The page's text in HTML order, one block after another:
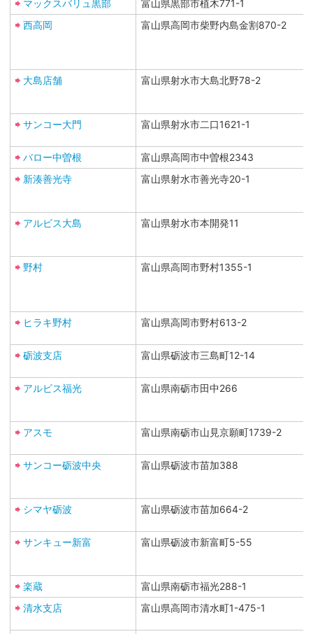
マックスバリュ黒部
富山県黒部市植木771-1
西高岡
富山県高岡市柴野内島金割870-2
大島店舗 富山県射水市大島北野78-2
サンコー大門 富山県射水市二口1621-1
バロー中曽根
富山県高岡市中曽根2343
新湊善光寺
富山県射水市善光寺20-1
アルビス大島 富山県射水市本開発11
野村 富山県高岡市野村1355-1
ヒラキ野村 富山県高岡市野村613-2
砺波支店 富山県砺波市三島町12-14
アルビス福光 富山県南砺市田中266
アスモ 富山県南砺市山見京願町1739-2
サンコー砺波中央 富山県砺波市苗加388
シマヤ砺波 富山県砺波市苗加664-2
サンキュー新富 富山県砺波市新富町5-55
楽蔵
富山県南砺市福光288-1
清水支店
富山県高岡市清水町1-475-1